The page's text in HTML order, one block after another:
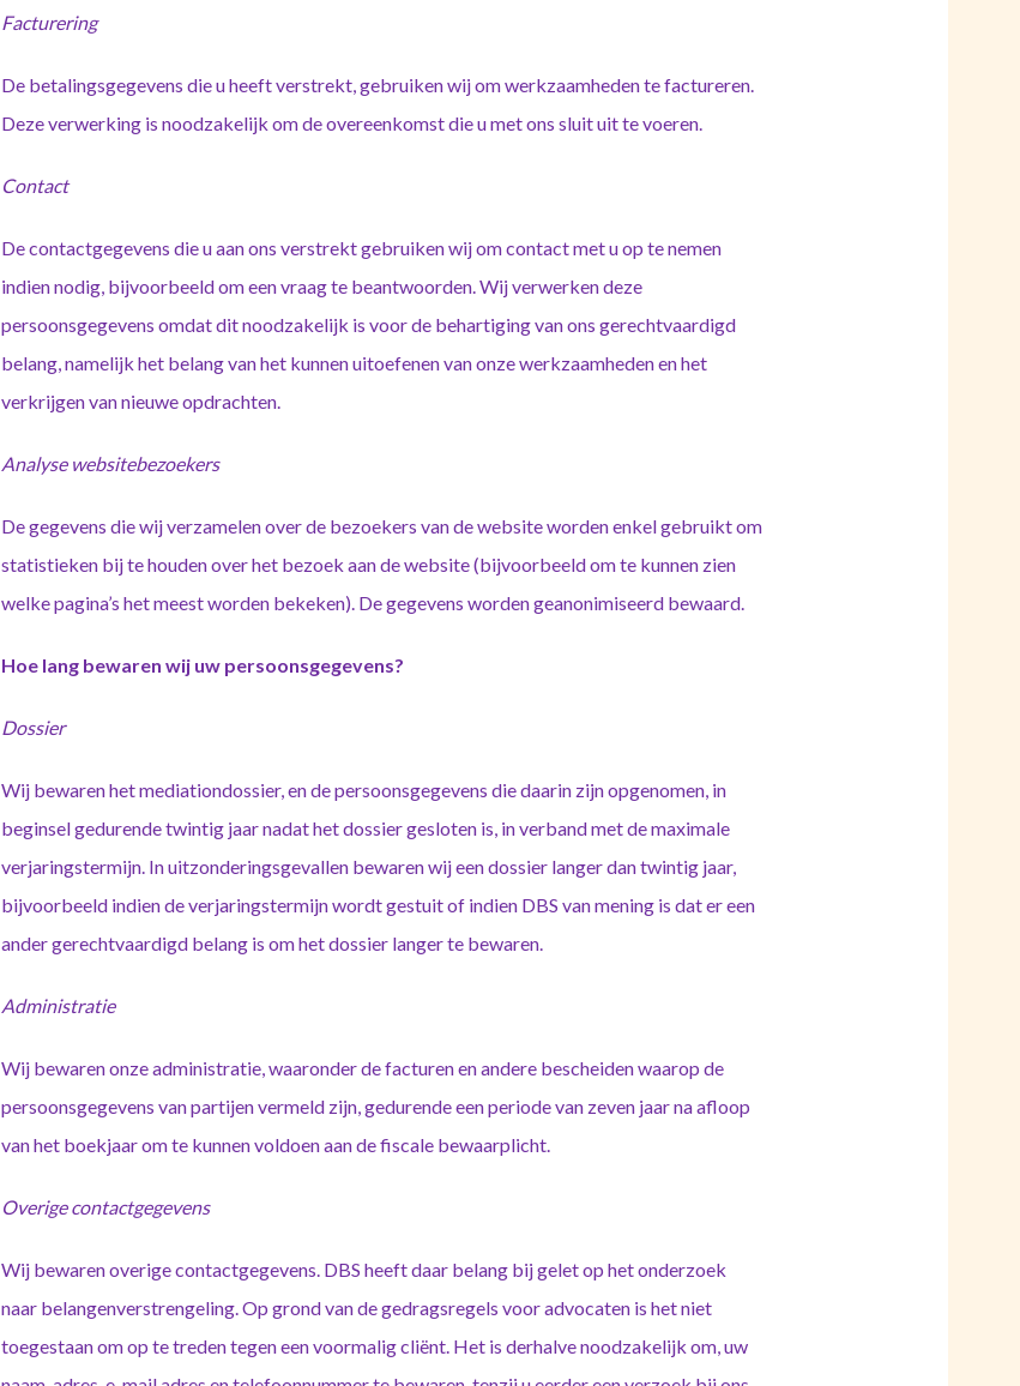
Facturering
De betalingsgegevens die u heeft verstrekt, gebruiken wij om werkzaamheden te factureren.
Deze verwerking is noodzakelijk om de overeenkomst die u met ons sluit uit te voeren.
Contact
De contactgegevens die u aan ons verstrekt gebruiken wij om contact met u op te nemen
indien nodig, bijvoorbeeld om een vraag te beantwoorden. Wij verwerken deze
persoonsgegevens omdat dit noodzakelijk is voor de behartiging van ons gerechtvaardigd
belang, namelijk het belang van het kunnen uitoefenen van onze werkzaamheden en het
verkrijgen van nieuwe opdrachten.
Analyse websitebezoekers
De gegevens die wij verzamelen over de bezoekers van de website worden enkel gebruikt om
statistieken bij te houden over het bezoek aan de website (bijvoorbeeld om te kunnen zien
welke pagina’s het meest worden bekeken). De gegevens worden geanonimiseerd bewaard.
Hoe lang bewaren wij uw persoonsgegevens?
Dossier
Wij bewaren het mediationdossier, en de persoonsgegevens die daarin zijn opgenomen, in
beginsel gedurende twintig jaar nadat het dossier gesloten is, in verband met de maximale
verjaringstermijn. In uitzonderingsgevallen bewaren wij een dossier langer dan twintig jaar,
bijvoorbeeld indien de verjaringstermijn wordt gestuit of indien DBS van mening is dat er een
ander gerechtvaardigd belang is om het dossier langer te bewaren.
Administratie
Wij bewaren onze administratie, waaronder de facturen en andere bescheiden waarop de
persoonsgegevens van partijen vermeld zijn, gedurende een periode van zeven jaar na afloop
van het boekjaar om te kunnen voldoen aan de fiscale bewaarplicht.
Overige contactgegevens
Wij bewaren overige contactgegevens. DBS heeft daar belang bij gelet op het onderzoek
naar belangenverstrengeling. Op grond van de gedragsregels voor advocaten is het niet
toegestaan om op te treden tegen een voormalig cliënt. Het is derhalve noodzakelijk om, uw